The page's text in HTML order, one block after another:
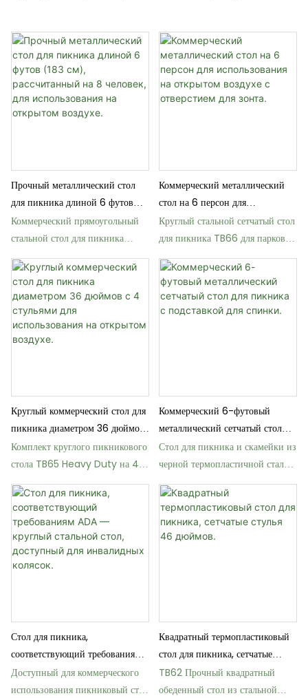
Прочный металлический стол
для пикника длиной 6 футов
(183 см), рассчитанный на 8
человек, для использования на
Коммерческий прямоугольный
стальной стол для пикника
TB67 со скамейками.
Коммерческий металлический
стол на 6 персон для
использования на открытом
воздухе с отверстием для зонта.
Круглый стальной сетчатый стол
для пикника TB66 для парков и
террас
Круглый коммерческий стол для
пикника диаметром 36 дюймов
с 4 стульями для использования
на открытом воздухе.
Комплект круглого пикникового
стола TB65 Heavy Duty на 4
места для парков и террас
Коммерческий 6-футовый
металлический сетчатый стол
для пикника с подставкой для
спинки.
Стол для пикника и скамейки из
черной термопластичной стали
TB64
Стол для пикника,
соответствующий требованиям
ADA — круглый стальной стол,
доступный для инвалидных
Доступный для коммерческого
использования пикниковый стол
Квадратный термопластиковый
стол для пикника, сетчатые
стулья 46 дюймов.
TB62 Прочный квадратный
обеденный стол из стальной